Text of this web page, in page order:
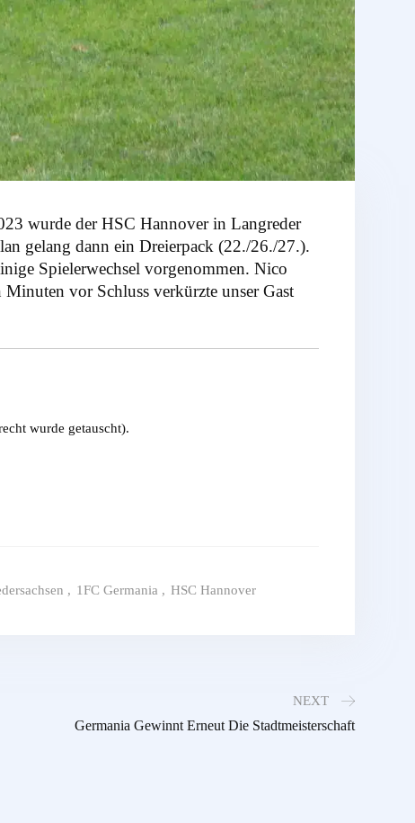
wurde der HSC Hannover in Langreder
gelang dann ein Dreierpack (22./26./27.).
Spielerwechsel vorgenommen. Nico
vor Schluss verkürzte unser Gast
wurde getauscht).
, 1FC Germania , HSC Hannover
NEXT
Germania Gewinnt Erneut Die Stadtmeisterschaft